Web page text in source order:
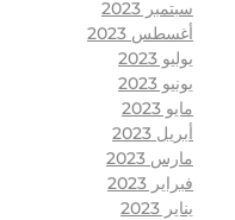
سبتمبر 2023
أغسطس 2023
يوليو 2023
يونيو 2023
مايو 2023
أبريل 2023
مارس 2023
فبراير 2023
يناير 2023